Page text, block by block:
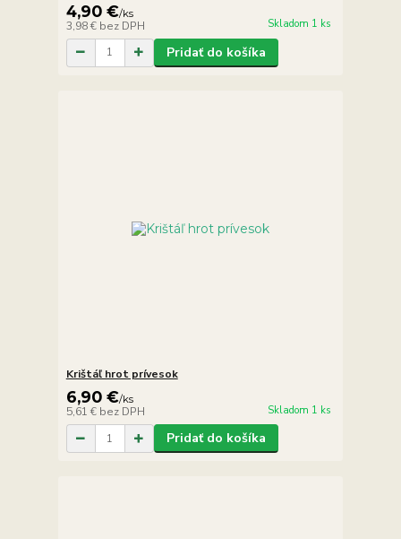
4,90 €/ks
3,98 € bez DPH Skladom 1 ks
Pridať do košíka
Krištáľ hrot prívesok
6,90 €/ks
5,61 € bez DPH Skladom 1 ks
Pridať do košíka